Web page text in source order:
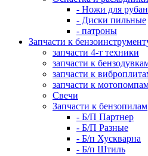
- Ножи для
- Диски пильные
- патроны
Запчасти к
запчасти 4-т техники
запчасти к
запчасти к
запчасти к
Свечи
Запчасти к бензопилам
- Б/П Партнер
- Б/П Разные
- Б/п Хускварна
- Б/п Штиль